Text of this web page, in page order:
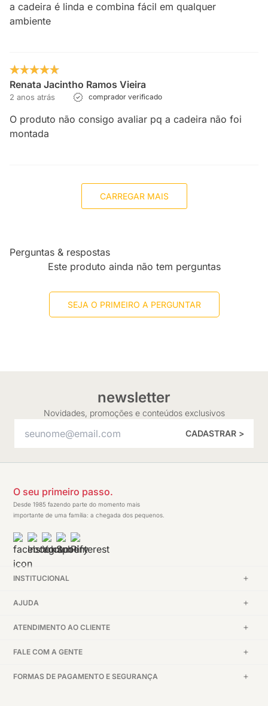
a cadeira é linda e combina fácil em qualquer
ambiente
Renata Jacintho Ramos Vieira
2 anos atrás comprador verificado
O produto não consigo avaliar pq a cadeira não foi
montada
CARREGAR MAIS
Perguntas & respostas
Este produto ainda não tem perguntas
SEJA O PRIMEIRO A PERGUNTAR
newsletter
Novidades, promoções e conteúdos exclusivos
CADASTRAR >
O seu primeiro passo.
Desde 1985 fazendo parte do momento mais
importante de uma família: a chegada dos pequenos.
INSTITUCIONAL
AJUDA
ATENDIMENTO AO CLIENTE
FALE COM A GENTE
FORMAS DE PAGAMENTO E SEGURANÇA